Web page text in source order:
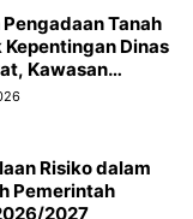
Tanah
Dinas
Kawasan
Risiko dalam
Pemerintah
2027